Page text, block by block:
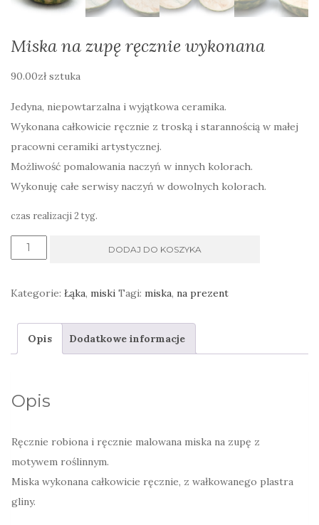
Miska na zupę ręcznie wykonana
90.00zł sztuka
Jedyna, niepowtarzalna i wyjątkowa ceramika.
Wykonana całkowicie ręcznie z troską i starannością w małej
pracowni ceramiki artystycznej.
Możliwość pomalowania naczyń w innych kolorach.
Wykonuję całe serwisy naczyń w dowolnych kolorach.
czas realizacji 2 tyg.
ilość
ręcznie
wykonana
DODAJ DO KOSZYKA
Kategorie: Łąka, miski Tagi: miska, na prezent
Opis Dodatkowe informacje
Opis
Ręcznie robiona i ręcznie malowana miska na zupę z
motywem roślinnym.
Miska wykonana całkowicie ręcznie, z wałkowanego plastra
gliny.